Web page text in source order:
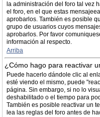
la administración del foro tal vez
el foro, en el que estas
aprobarlos. También es posible
grupo de usuarios cuyos
aprobarlos. Por favor
información al respecto.
Arriba
¿Cómo hago para reactivar
Puede hacerlo dándole clic al
esté viendo el mismo, puede
página. Sin embargo, si no lo
deshabilitado o el tiempo para
También es posible reactivar un
lea las reglas del foro antes de